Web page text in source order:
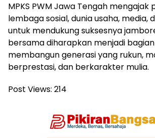
MPKS PWM Jawa Tengah mengajak
lembaga sosial, dunia usaha, media,
untuk mendukung suksesnya
bersama diharapkan menjadi
membangun generasi yang rukun,
berprestasi, dan berkarakter mulia.
Post Views: 214